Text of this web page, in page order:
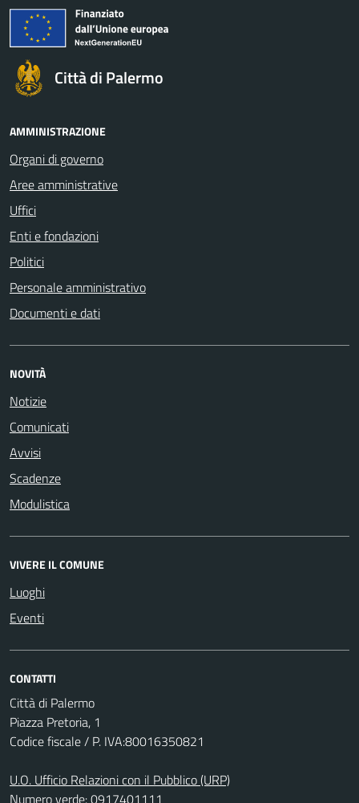
Città di Palermo
AMMINISTRAZIONE
Organi di governo
Aree amministrative
Uffici
Enti e fondazioni
Politici
Personale amministrativo
Documenti e dati
NOVITÀ
Notizie
Comunicati
Avvisi
Scadenze
Modulistica
VIVERE IL COMUNE
Luoghi
Eventi
CONTATTI
Città di Palermo
Piazza Pretoria, 1
Codice fiscale / P. IVA:80016350821
U.O. Ufficio Relazioni con il Pubblico (URP)
Numero verde: 0917401111